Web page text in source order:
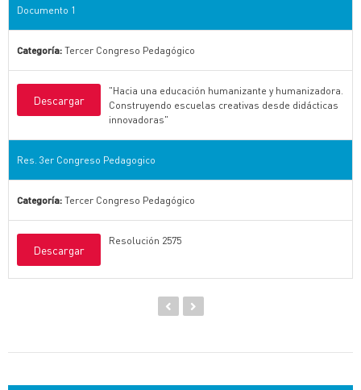
Documento 1
Categoría: Tercer Congreso Pedagógico
Descargar
"Hacia una educación humanizante y humanizadora.
Construyendo escuelas creativas desde didácticas
innovadoras"
Res. 3er Congreso Pedagogico
Categoría: Tercer Congreso Pedagógico
Descargar
Resolución 2575